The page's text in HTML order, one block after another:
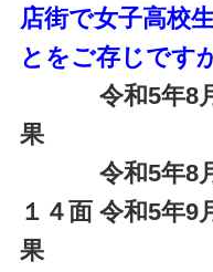
店街で女子高校
とをご存じです
令和5年8月
果
令和5年8月
１４面 令和5年9
果